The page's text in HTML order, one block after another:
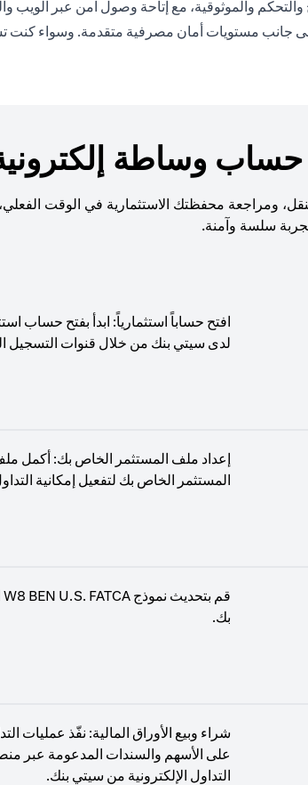
والموثوقية، مع إتاحة وصول آمن عبر الويب
مستويات أمان مصرفية متقدمة. وسواء كنت
حساب وساطة
ومراجعة محفظتك الاستثمارية في الوقت
سلسة وآمنة.
افتح حساباً استثمارياً: ابدأ بفتح حساب
لدى سيتي بنك من خلال قنوات التسجيل
إعداد ملف المستثمر الخاص بك: أكمل
المستثمر الخاص بك لتفعيل إمكانية
بك.
شراء وبيع الأوراق المالية: نفّذ عمليات
على الأسهم والسندات المدعومة عبر
التداول الإلكترونية من سيتي بنك.